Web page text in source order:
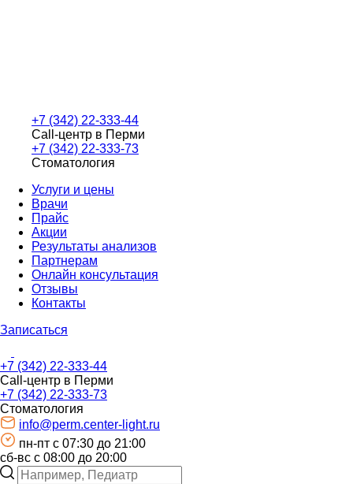
+7 (342) 22-333-44
Call-центр в Перми
+7 (342) 22-333-73
Стоматология
Услуги и цены
Врачи
Прайс
Акции
Результаты анализов
Партнерам
Онлайн консультация
Отзывы
Контакты
Записаться
+7 (342) 22-333-44
Call-центр в Перми
+7 (342) 22-333-73
Стоматология
info@perm.center-light.ru
пн-пт c 07:30 до 21:00
сб-вс с 08:00 до 20:00